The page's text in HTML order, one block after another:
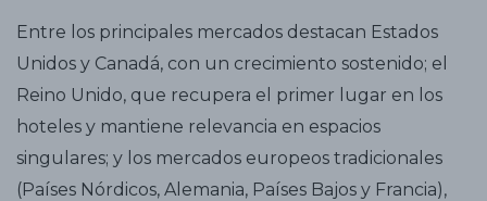
Entre los principales mercados destacan Estados
Unidos y Canadá, con un crecimiento sostenido; el
Reino Unido, que recupera el primer lugar en los
hoteles y mantiene relevancia en espacios
singulares; y los mercados europeos tradicionales
(Países Nórdicos, Alemania, Países Bajos y Francia),